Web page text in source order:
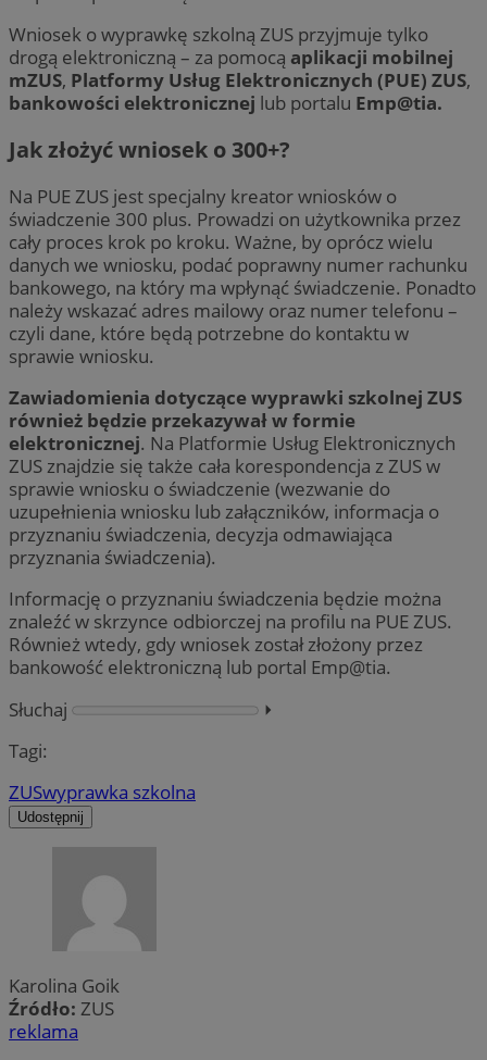
Wniosek o wyprawkę szkolną ZUS przyjmuje tylko
drogą elektroniczną – za pomocą aplikacji mobilnej
mZUS, Platformy Usług Elektronicznych (PUE) ZUS,
bankowości elektronicznej lub portalu Emp@tia.
Jak złożyć wniosek o 300+?
Na PUE ZUS jest specjalny kreator wniosków o
świadczenie 300 plus. Prowadzi on użytkownika przez
cały proces krok po kroku. Ważne, by oprócz wielu
danych we wniosku, podać poprawny numer rachunku
bankowego, na który ma wpłynąć świadczenie. Ponadto
należy wskazać adres mailowy oraz numer telefonu –
czyli dane, które będą potrzebne do kontaktu w
sprawie wniosku.
Zawiadomienia dotyczące wyprawki szkolnej ZUS
również będzie przekazywał w formie
elektronicznej. Na Platformie Usług Elektronicznych
ZUS znajdzie się także cała korespondencja z ZUS w
sprawie wniosku o świadczenie (wezwanie do
uzupełnienia wniosku lub załączników, informacja o
przyznaniu świadczenia, decyzja odmawiająca
przyznania świadczenia).
Informację o przyznaniu świadczenia będzie można
znaleźć w skrzynce odbiorczej na profilu na PUE ZUS.
Również wtedy, gdy wniosek został złożony przez
bankowość elektroniczną lub portal Emp@tia.
Słuchaj
⏵︎
Tagi:
ZUSwyprawka szkolna
Udostępnij
Karolina Goik
Źródło: ZUS
reklama